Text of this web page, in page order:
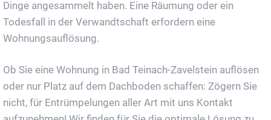
Dinge angesammelt haben. Eine Räumung oder ein
Todesfall in der Verwandtschaft erfordern eine
Wohnungsauflösung.
Ob Sie eine Wohnung in Bad Teinach-Zavelstein auflösen
oder nur Platz auf dem Dachboden schaffen: Zögern Sie
nicht, für Entrümpelungen aller Art mit uns Kontakt